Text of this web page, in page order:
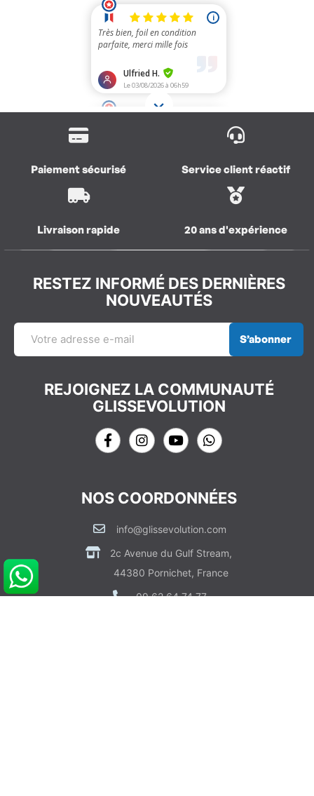
Paiement sécurisé Service client réactif
Livraison rapide 20 ans d'expérience
RESTEZ INFORMÉ DES DERNIÈRES
NOUVEAUTÉS
S’abonner
REJOIGNEZ LA COMMUNAUTÉ
GLISSEVOLUTION
NOS COORDONNÉES
info@glissevolution.com
2c Avenue du Gulf Stream,
44380 Pornichet, France
09 62 64 74 77